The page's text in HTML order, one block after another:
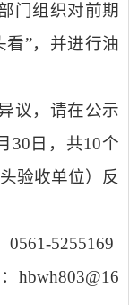
门组织对前期
看”，并进行油
议，请在公示
30日，共10个
验收单位）反
0561-5255169
hbwh803@16